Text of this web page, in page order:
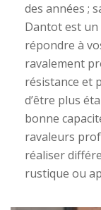
des années ;
Dantot est
répondre à
ravalement
résistance et
d’être plus
bonne
ravaleurs
réaliser
rustique ou